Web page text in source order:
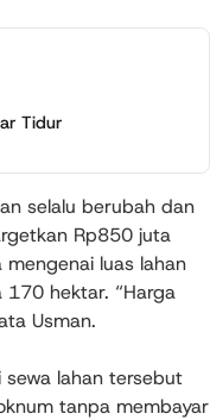
Tidur
selalu berubah dan
Rp850 juta
luas lahan
hektar. “Harga
Usman.
lahan tersebut
tanpa membayar